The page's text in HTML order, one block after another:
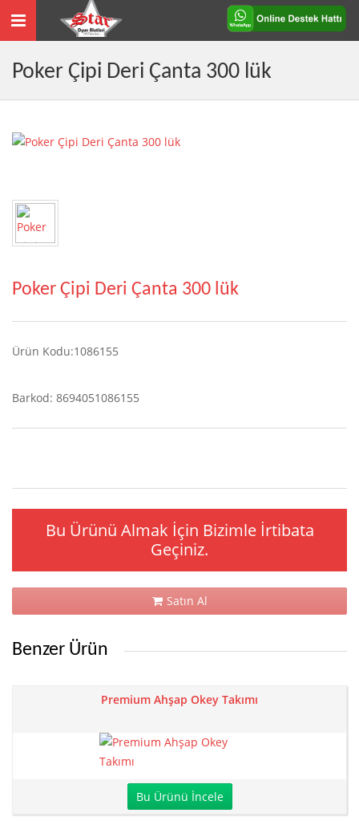
Toggle
navigation
Poker Çipi Deri Çanta 300 lük
Poker Çipi Deri Çanta 300 lük
Ürün Kodu:1086155
Barkod: 8694051086155
Bu Ürünü Almak İçin Bizimle İrtibata
Geçiniz.
Satın Al
Benzer Ürün
Premium Ahşap Okey Takımı
Bu Ürünü İncele